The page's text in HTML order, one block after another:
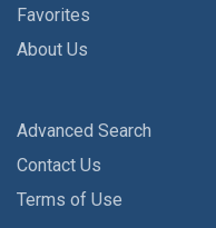
Favorites
About Us
Advanced Search
Contact Us
Terms of Use